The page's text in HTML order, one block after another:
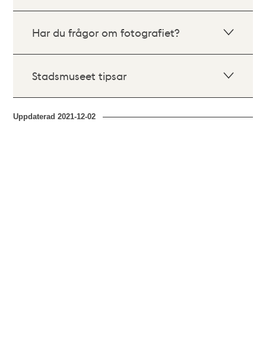
Har du frågor om fotografiet?
Stadsmuseet tipsar
Uppdaterad2021-12-02